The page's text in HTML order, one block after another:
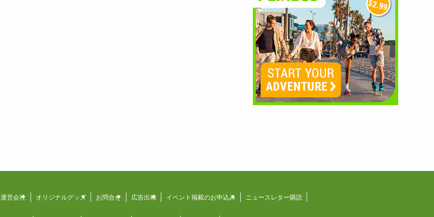
運営会社 オリジナルグッズ お問合せ 広告出稿 イベント掲載のお申込み ニュースレター購読